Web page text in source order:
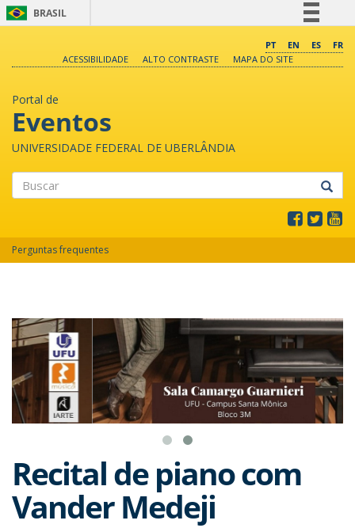
BRASIL
Comunica BR
PT EN ES
FR
ACESSIBILIDADE
ALTO CONTRASTE MAPA DO SITE
Portal de
Eventos
UNIVERSIDADE FEDERAL DE UBERLÂNDIA
Perguntas frequentes
Recital de piano com
Vander Medeji